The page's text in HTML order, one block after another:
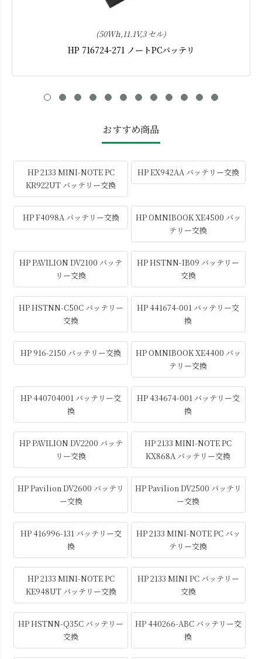
(50Wh,11.1V,3 セル)
HP 716724-271 ノートPCバッテリ
おすすめ商品
HP 2133 MINI-NOTE PC
KR922UT バッテリー交換
HP EX942AA バッテリー交換
HP F4098A バッテリー交換
HP OMNIBOOK XE4500 バッ
テリー交換
HP PAVILION DV2100 バッテ
リー交換
HP HSTNN-IB09 バッテリー
交換
HP HSTNN-C50C バッテリー
交換
HP 441674-001 バッテリー交
換
HP 916-2150 バッテリー交換
HP OMNIBOOK XE4400 バッ
テリー交換
HP 440704001 バッテリー交
換
HP 434674-001 バッテリー交
換
HP PAVILION DV2200 バッテ
リー交換
HP 2133 MINI-NOTE PC
KX868A バッテリー交換
HP Pavilion DV2600 バッテリ
ー交換
HP Pavilion DV2500 バッテリ
ー交換
HP 416996-131 バッテリー交
換
HP 2133 MINI-NOTE PC バッ
テリー交換
HP 2133 MINI-NOTE PC
KE948UT バッテリー交換
HP 2133 MINI PC バッテリー
交換
HP HSTNN-Q35C バッテリー
交換
HP 440266-ABC バッテリー交
換